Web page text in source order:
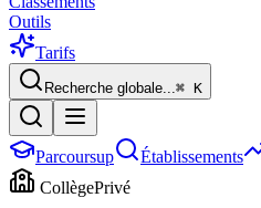
Outils
Tarifs
Recherche globale...⌘ K
Parcoursup Établissements
CollègePrivé